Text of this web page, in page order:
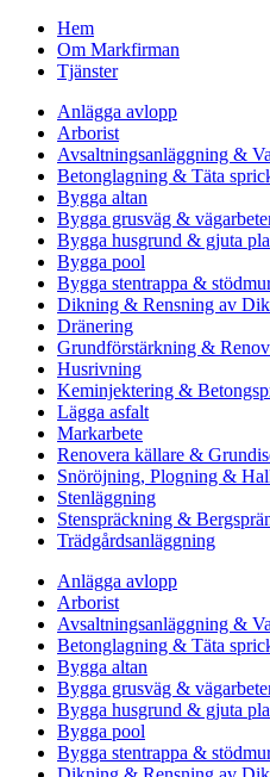
Hem
Om Markfirman
Tjänster
Anlägga avlopp
Arborist
Avsaltningsanläggning &
Betonglagning & Täta
Bygga altan
Bygga grusväg &
Bygga husgrund & gjuta
Bygga pool
Bygga stentrappa &
Dikning & Rensning av
Dränering
Grundförstärkning &
Husrivning
Keminjektering &
Lägga asfalt
Markarbete
Renovera källare &
Snöröjning, Plogning &
Stenläggning
Stenspräckning &
Trädgårdsanläggning
Anlägga avlopp
Arborist
Avsaltningsanläggning &
Betonglagning & Täta
Bygga altan
Bygga grusväg &
Bygga husgrund & gjuta
Bygga pool
Bygga stentrappa &